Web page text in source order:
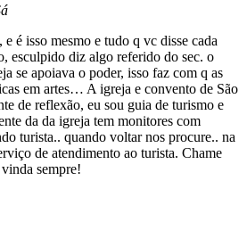
é isso mesmo e tudo q vc disse cada
esculpido diz algo referido do sec. o
se apoiava o poder, isso faz com q as
em artes… A igreja e convento de São
de reflexão, eu sou guia de turismo e
da da igreja tem monitores com
turista.. quando voltar nos procure.. na
de atendimento ao turista. Chame
sempre!